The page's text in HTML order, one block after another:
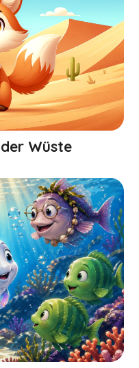
Wüste